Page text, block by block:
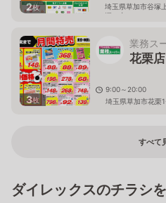
2枚
埼玉県草加市谷塚
塚 内
3枚
業務ス
花栗店
9:00～20:00
埼玉県草加市花栗
すべて
ダイレックスのチラシ